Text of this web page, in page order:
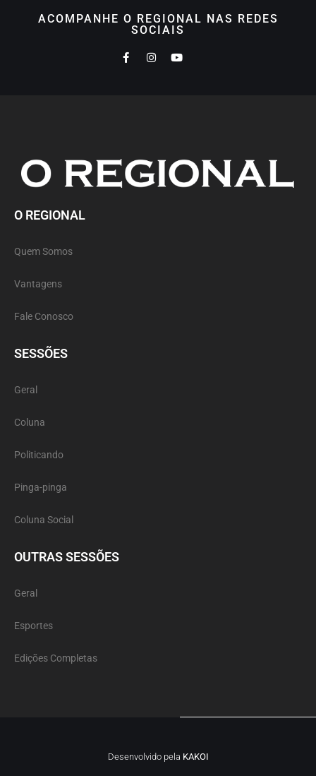
ACOMPANHE O REGIONAL NAS REDES
SOCIAIS
O REGIONAL
Quem Somos
Vantagens
Fale Conosco
SESSÕES
Geral
Coluna
Politicando
Pinga-pinga
Coluna Social
OUTRAS SESSÕES
Geral
Esportes
Edições Completas
Desenvolvido pela KAKOI